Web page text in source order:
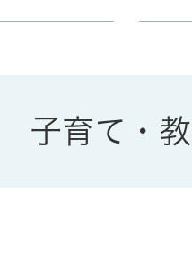
子育て・